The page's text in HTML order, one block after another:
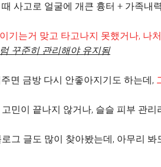
사고로 얼굴에 개큰 흉터 + 가족
기는거 맞고 타고나지 못했거나, 나
꾸준히 관리해야 유지됨
면 금방 다시 안좋아지기도 하는데,
민이 끝나지 않거나, 슬슬 피부 관
그 글도 많이 찾아봤는데, 아무리